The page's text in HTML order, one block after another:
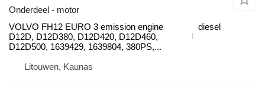
Onderdeel - motor
VOLVO FH12 EURO 3 emission engine
D12D, D12D380, D12D420, D12D460,
D12D500, 1639429, 1639804, 380PS,...
diesel
Litouwen, Kaunas